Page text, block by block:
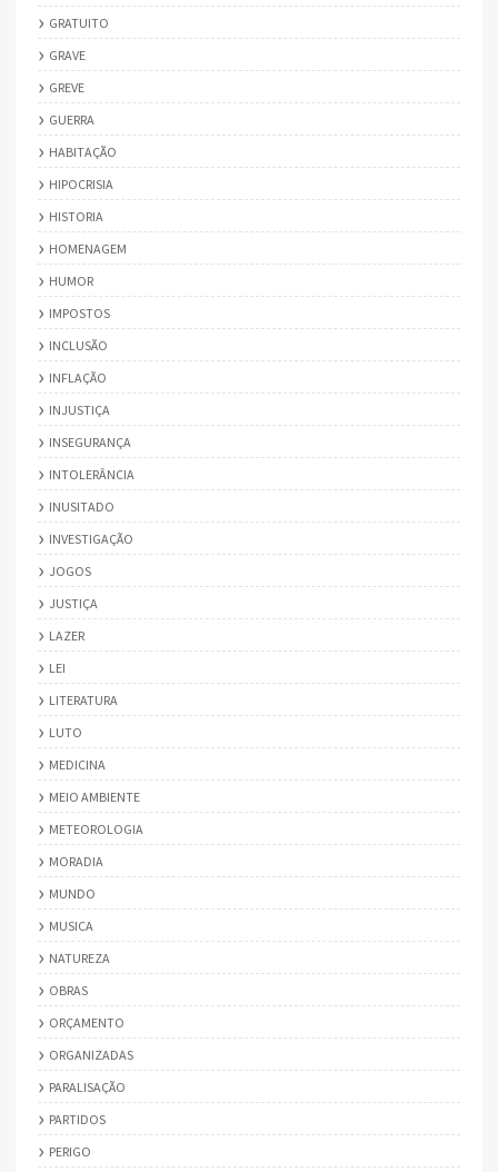
GRATUITO
GRAVE
GREVE
GUERRA
HABITAÇÃO
HIPOCRISIA
HISTORIA
HOMENAGEM
HUMOR
IMPOSTOS
INCLUSÃO
INFLAÇÃO
INJUSTIÇA
INSEGURANÇA
INTOLERÂNCIA
INUSITADO
INVESTIGAÇÃO
JOGOS
JUSTIÇA
LAZER
LEI
LITERATURA
LUTO
MEDICINA
MEIO AMBIENTE
METEOROLOGIA
MORADIA
MUNDO
MUSICA
NATUREZA
OBRAS
ORÇAMENTO
ORGANIZADAS
PARALISAÇÃO
PARTIDOS
PERIGO